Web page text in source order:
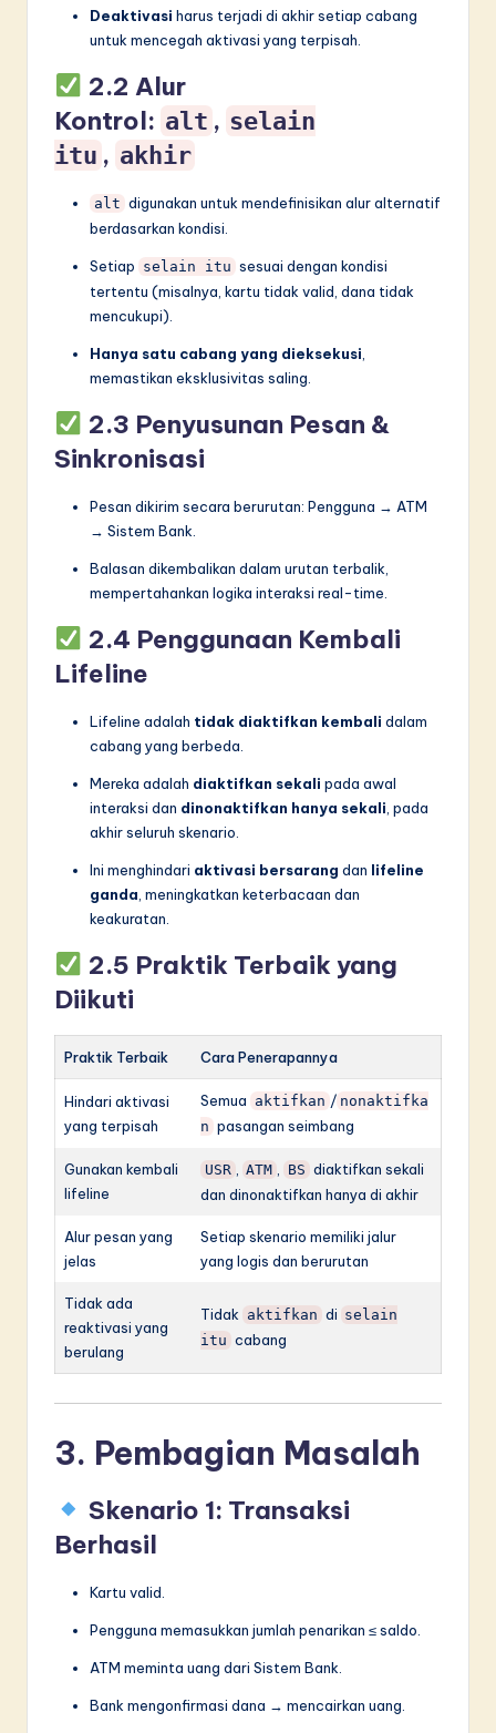
Deaktivasi harus terjadi di akhir setiap cabang
untuk mencegah aktivasi yang terpisah.
2.2 Alur
Kontrol: alt , selain
itu , akhir
alt digunakan untuk mendefinisikan alur alternatif
berdasarkan kondisi.
Setiap selain itu sesuai dengan kondisi
tertentu (misalnya, kartu tidak valid, dana tidak
mencukupi).
Hanya satu cabang yang dieksekusi
memastikan eksklusivitas saling.
2.3 Penyusunan Pesan &
Sinkronisasi
Pesan dikirim secara berurutan: Pengguna → ATM
→ Sistem Bank.
Balasan dikembalikan dalam urutan terbalik,
mempertahankan logika interaksi real-time.
2.4 Penggunaan Kembali
Lifeline
Lifeline adalah tidak diaktifkan kembali dalam
cabang yang berbeda.
Mereka adalah diaktifkan sekali pada awal
interaksi dan dinonaktifkan hanya sekali , pada
akhir seluruh skenario.
Ini menghindari aktivasi bersarang dan lifeline
ganda , meningkatkan keterbacaan dan
keakuratan.
2.5 Praktik Terbaik yang
Diikuti
Praktik Terbaik Cara Penerapannya
Hindari aktivasi
yang terpisah
Semua aktifkan / nonaktifka
n pasangan seimbang
Gunakan kembali
lifeline
USR ATM BS diaktifkan sekali
dan dinonaktifkan hanya di akhir
Alur pesan yang
jelas
Setiap skenario memiliki jalur
yang logis dan berurutan
Tidak ada
reaktivasi yang
berulang
Tidak aktifkan di selain
itu cabang
3. Pembagian Masalah
Skenario 1: Transaksi
Berhasil
Kartu valid.
Pengguna memasukkan jumlah penarikan ≤ saldo.
ATM meminta uang dari Sistem Bank.
Bank mengonfirmasi dana → mencairkan uang.